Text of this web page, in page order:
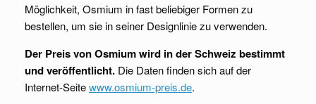
Möglichkeit, Osmium in fast beliebiger Formen zu
bestellen, um sie in seiner Designlinie zu verwenden.
Der Preis von Osmium wird in der Schweiz bestimmt
und veröffentlicht. Die Daten finden sich auf der
Internet-Seitewww.osmium-preis.de.